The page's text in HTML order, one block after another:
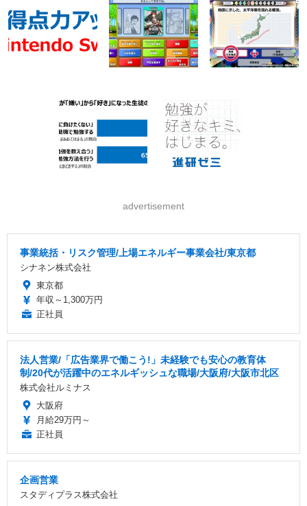
advertisement
事業統括・リスク管理/上場エネルギー事業会社/東京都
シナネン株式会社
東京都
年収～1,300万円
正社員
法人営業/「広告業界で働こう!」未経験でも安心の教育体
制/20代が活躍中のエネルギッシュな職場/大阪府/大阪市北区
株式会社ルミナス
大阪府
月給29万円～
正社員
企画営業
スタディプラス株式会社